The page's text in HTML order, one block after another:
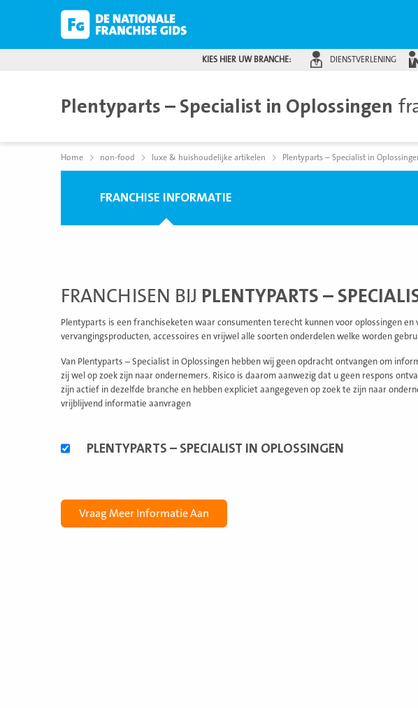
KIES HIER UW BRANCHE: DIENSTVERLENING
Plentyparts – Specialist in Oplossingen
Home non-food luxe & huishoudelijke artikelen Plentyparts – Specialist in
FRANCHISE INFORMATIE
FRANCHISEN BIJ PLENTYPARTS –
Plentyparts is een franchiseketen waar consumenten terecht kunnen voor oplossingen en
vervangingsproducten, accessoires en vrijwel alle soorten onderdelen welke worden
Van Plentyparts – Specialist in Oplossingen hebben wij geen opdracht ontvangen om
zij wel op zoek zijn naar ondernemers. Risico is daarom aanwezig dat u geen respons
zijn actief in dezelfde branche en hebben expliciet aangegeven op zoek te zijn naar
vrijblijvend informatie aanvragen
formulesPLENTYPARTS – SPECIALIST IN OPLOSSINGEN